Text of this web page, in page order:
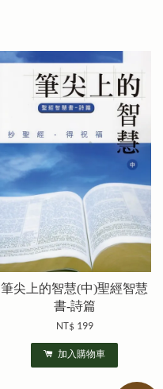
筆尖上的智慧(中)聖經智慧
書-詩篇
NT$ 199
加入購物車